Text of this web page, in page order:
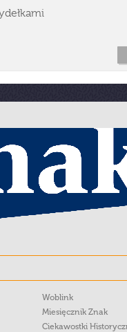
Woblink
Miesięcznik Znak
Ciekawostki